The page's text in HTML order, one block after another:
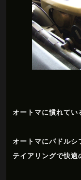
オートマに慣れてい
オートマにパドル
テイアリングで快適